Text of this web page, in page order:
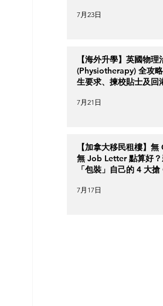
7月23日
【海外升學】英國物理
(Physiotherapy) 全攻
生要求、揀校貼士及回
7月21日
【加拿大移民租樓】
無 Job Letter 點算好
「包裝」自己的 4 大
7月17日